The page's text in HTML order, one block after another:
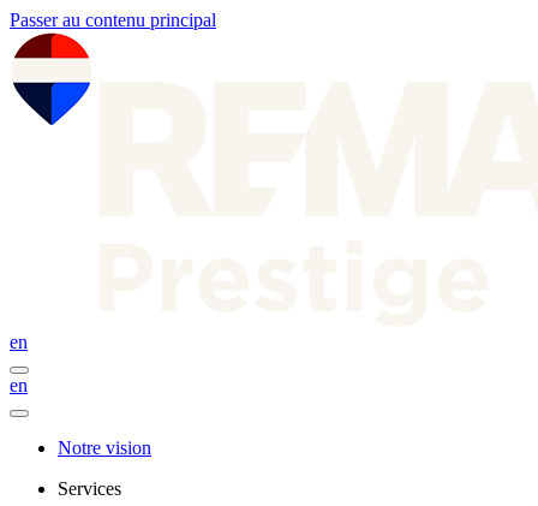
Passer au contenu principal
en
en
Notre vision
Services